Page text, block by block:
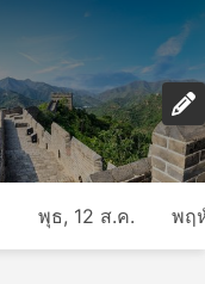
พุธ, 12 ส.ค. พฤ